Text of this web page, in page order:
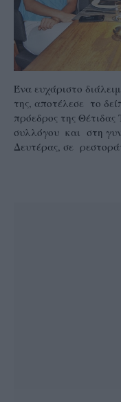
Ένα ευχάριστο
της, αποτέλεσε το
πρόεδρος της
συλλόγου και στη
Δευτέρας, σε